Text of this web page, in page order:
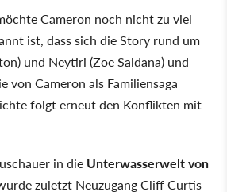
Cameron noch nicht zu viel
ist, dass sich die Story rund um
und Neytiri (Zoe Saldana) und
von Cameron als Familiensaga
folgt erneut den Konflikten mit
in die Unterwasserwelt von
zuletzt Neuzugang Cliff Curtis